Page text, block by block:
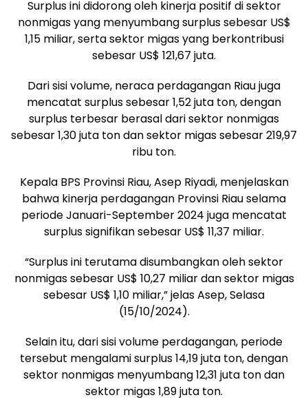
Surplus ini didorong oleh kinerja positif di sektor
nonmigas yang menyumbang surplus sebesar US$
1,15 miliar, serta sektor migas yang berkontribusi
sebesar US$ 121,67 juta.
Dari sisi volume, neraca perdagangan Riau juga
mencatat surplus sebesar 1,52 juta ton, dengan
surplus terbesar berasal dari sektor nonmigas
sebesar 1,30 juta ton dan sektor migas sebesar 219,97
ribu ton.
Kepala BPS Provinsi Riau, Asep Riyadi, menjelaskan
bahwa kinerja perdagangan Provinsi Riau selama
periode Januari-September 2024 juga mencatat
surplus signifikan sebesar US$ 11,37 miliar.
“Surplus ini terutama disumbangkan oleh sektor
nonmigas sebesar US$ 10,27 miliar dan sektor migas
sebesar US$ 1,10 miliar,” jelas Asep, Selasa
(15/10/2024).
Selain itu, dari sisi volume perdagangan, periode
tersebut mengalami surplus 14,19 juta ton, dengan
sektor nonmigas menyumbang 12,31 juta ton dan
sektor migas 1,89 juta ton.